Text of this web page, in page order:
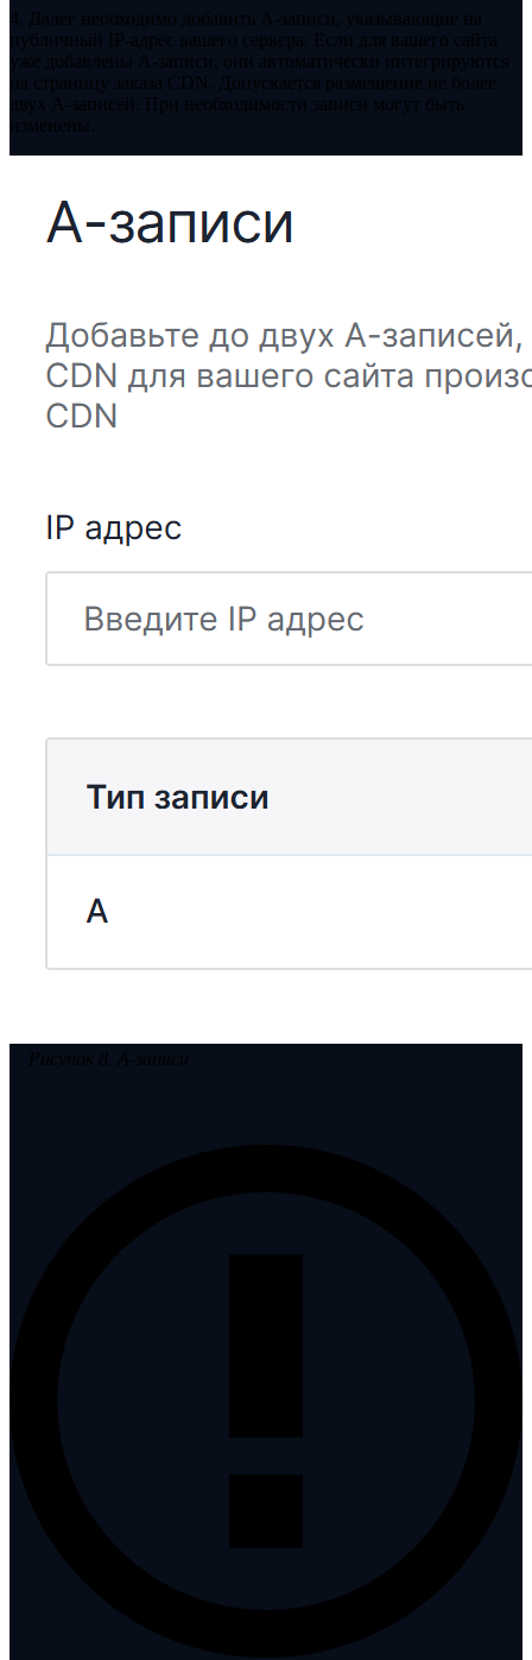
4. Далее необходимо добавить A-записи, указывающие на
публичный IP-адрес вашего сервера. Если для вашего сайта
уже добавлены А-записи, они автоматически интегрируются
на страницу заказа CDN. Допускается размещение не более
двух A-записей. При необходимости записи могут быть
изменены.
Рисунок 8. A-записи